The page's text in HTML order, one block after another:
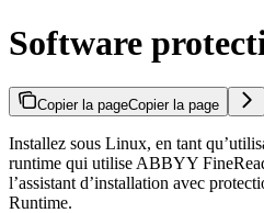
Software
Copier la pageCopier la page
Installez sous Linux, en tant
runtime qui utilise ABBYY
l’assistant d’installation avec
Runtime.